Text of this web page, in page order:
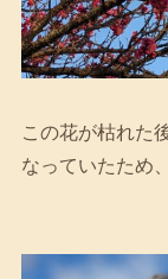
この花が枯れた
なっていたため